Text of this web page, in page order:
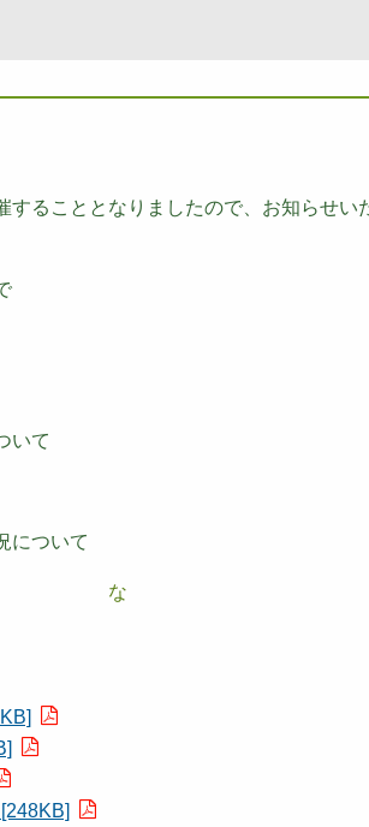
ることとなりましたので、お知らせい
いて
について
いて な